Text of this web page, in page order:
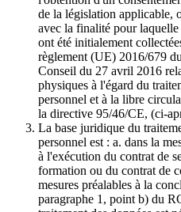
de la législation applicable,
avec la finalité pour laquelle
ont été initialement
règlement (UE) 2016/679
Conseil du 27 avril 2016
physiques à l'égard du
personnel et à la libre
la directive 95/46/CE, (ci-
La base juridique du
personnel est : a. dans la
à l'exécution du contrat de
formation ou du contrat de
mesures préalables à la
paragraphe 1, point b) du